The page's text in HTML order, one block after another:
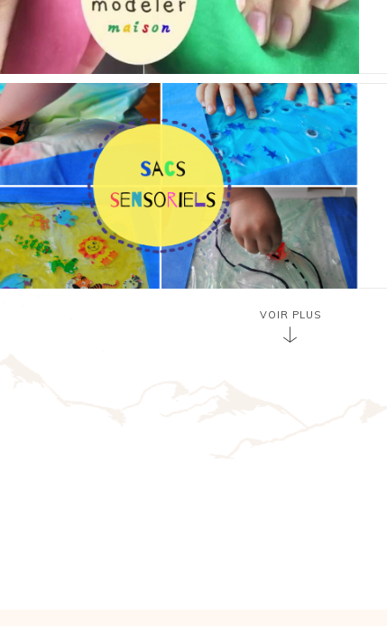
VOIR PLUS